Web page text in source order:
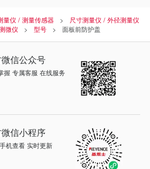
量仪 / 测量传感器
尺寸测量仪 / 外径测量仪
微仪
型号 面板前防护盖
信公众号
握 专属客服 在线服务
信小程序
机查看 实时更新